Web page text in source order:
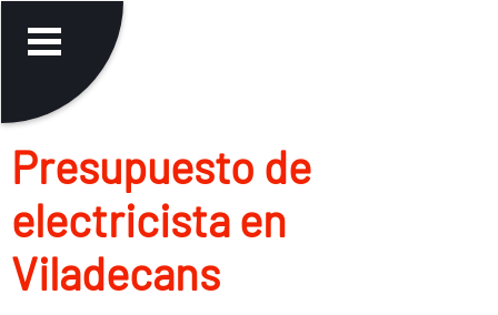
Presupuesto de
electricista en
Viladecans